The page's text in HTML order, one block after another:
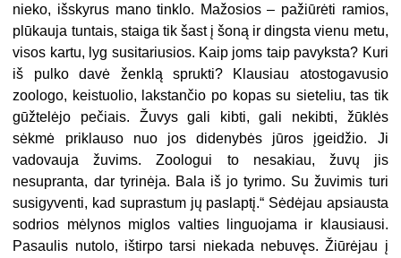
nieko, išskyrus mano tinklo. Mažosios – pažiūrėti ramios,
plūkauja tuntais, staiga tik šast į šoną ir dingsta vienu metu,
visos kartu, lyg susitariusios. Kaip joms taip pavyksta? Kuri
iš pulko davė ženklą sprukti? Klausiau atostogavusio
zoologo, keistuolio, lakstančio po kopas su sieteliu, tas tik
gūžtelėjo pečiais. Žuvys gali kibti, gali nekibti, žūklės
sėkmė priklauso nuo jos didenybės jūros įgeidžio. Ji
vadovauja žuvims. Zoologui to nesakiau, žuvų jis
nesupranta, dar tyrinėja. Bala iš jo tyrimo. Su žuvimis turi
susigyventi, kad suprastum jų paslaptį.“ Sėdėjau apsiausta
sodrios mėlynos miglos valties linguojama ir klausiausi.
Pasaulis nutolo, ištirpo tarsi niekada nebuvęs. Žiūrėjau į